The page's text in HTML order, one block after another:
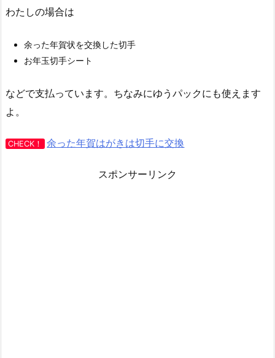
わたしの場合は
余った年賀状を交換した切手
お年玉切手シート
などで支払っています。ちなみにゆうパックにも使えます
よ。
CHECK！ 余った年賀はがきは切手に交換
スポンサーリンク